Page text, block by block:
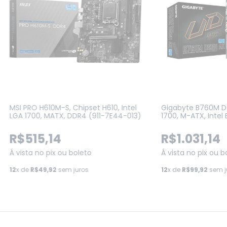
MSI PRO H610M-S, Chipset H610, Intel
LGA 1700, MATX, DDR4 (911-7E44-013)
R$515,14
Á vista no pix ou boleto
12x deR$49,92 sem juros
Gigabyte B760M
1700, M-ATX, Intel
R$1.031,14
Á vista no pix ou
12x de R$99,92 sem